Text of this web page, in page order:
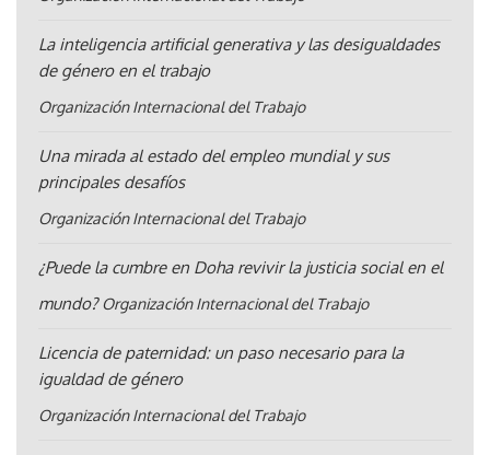
La inteligencia artificial generativa y las desigualdades
de género en el trabajo
Organización Internacional del Trabajo
Una mirada al estado del empleo mundial y sus
principales desafíos
Organización Internacional del Trabajo
¿Puede la cumbre en Doha revivir la justicia social en el
mundo? Organización Internacional del Trabajo
Licencia de paternidad: un paso necesario para la
igualdad de género
Organización Internacional del Trabajo